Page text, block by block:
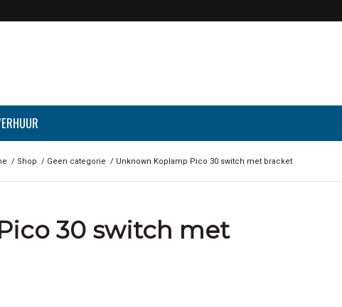
/ Shop / Geen categorie / Unknown Koplamp Pico 30 switch met bracket
30 switch met